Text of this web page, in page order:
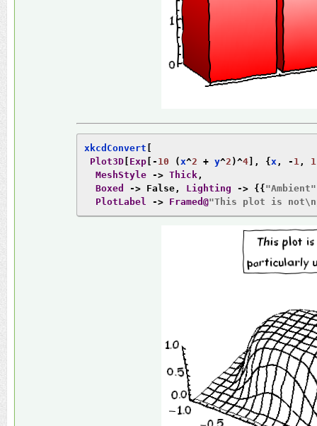
xkcdConvert [
Plot3D [ Exp [- 10 (x^2 + y^2 )^4], {x , - 1 , 1
MeshStyle
-> Thick ,
Boxed
-> False , Lighting -> {{"Ambient"
PlotLabel
-> Framed@"This plot is